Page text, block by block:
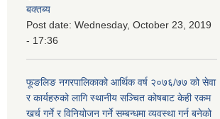
बक्तब्य
Post date: Wednesday, October 23, 2019
- 17:36
फूङलिङ नगरपालिकाको आर्थिक वर्ष २०७६/७७ को सेवा
र कार्यहरुको लागि स्थानीय सञ्चित कोषबाट केही रकम
खर्च गर्ने र विनियोजन गर्ने सम्बन्धमा व्यवस्था गर्न बनेको